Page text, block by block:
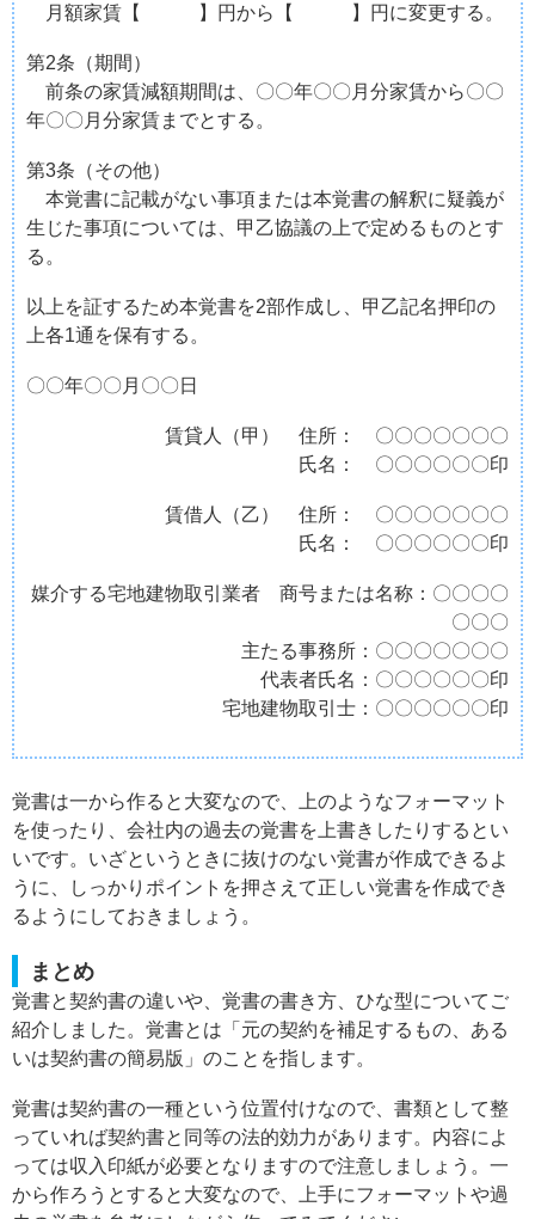
月額家賃【 】円から【 】円に変更する。
第2条（期間）
前条の家賃減額期間は、〇〇年〇〇月分家賃から〇〇
年〇〇月分家賃までとする。
第3条（その他）
本覚書に記載がない事項または本覚書の解釈に疑義が
生じた事項については、甲乙協議の上で定めるものとす
る。
以上を証するため本覚書を2部作成し、甲乙記名押印の
上各1通を保有する。
〇〇年〇〇月〇〇日
賃貸人（甲） 住所： 〇〇〇〇〇〇〇
氏名： 〇〇〇〇〇〇印
賃借人（乙） 住所： 〇〇〇〇〇〇〇
氏名： 〇〇〇〇〇〇印
媒介する宅地建物取引業者 商号または名称：〇〇〇〇
〇〇〇
主たる事務所：〇〇〇〇〇〇〇
代表者氏名：〇〇〇〇〇〇印
宅地建物取引士：〇〇〇〇〇〇印
覚書は一から作ると大変なので、上のようなフォーマット
を使ったり、会社内の過去の覚書を上書きしたりするとい
いです。いざというときに抜けのない覚書が作成できるよ
うに、しっかりポイントを押さえて正しい覚書を作成でき
るようにしておきましょう。
まとめ
覚書と契約書の違いや、覚書の書き方、ひな型についてご
紹介しました。覚書とは「元の契約を補足するもの、ある
いは契約書の簡易版」のことを指します。
覚書は契約書の一種という位置付けなので、書類として整
っていれば契約書と同等の法的効力があります。内容によ
っては収入印紙が必要となりますので注意しましょう。一
から作ろうとすると大変なので、上手にフォーマットや過